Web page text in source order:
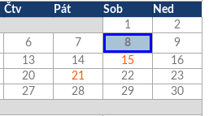
Čtv Pát Sob Ned
1
2
6 7 8
9
13 14 15
16
20 21 22
23
27 28 29
30